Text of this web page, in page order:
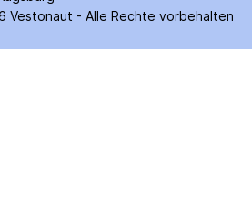
Vestonaut - Alle Rechte vorbehalten